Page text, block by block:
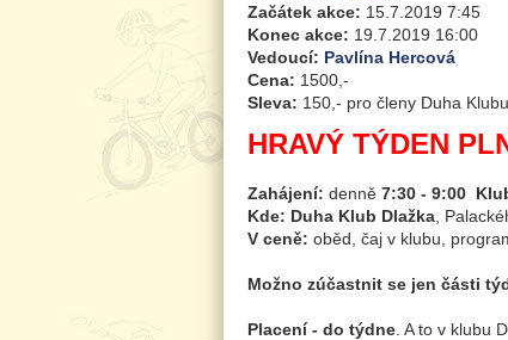
Začátek akce: 15.7.2019 7:45
Konec akce: 19.7.2019 16:00
Vedoucí: Pavlína Hercová
Cena: 1500,-
Sleva: 150,- pro členy Duha
HRAVÝ TÝDEN
Zahájení: denně 7:30 - 9:00
Kde: Duha Klub Dlažka ,
V ceně: oběd, čaj v klubu,
Možno zúčastnit se jen části
Placení - do týdne . A to v klubu